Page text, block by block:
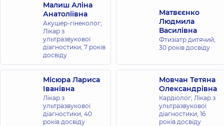
Малиш Аліна
Анатоліївна
Акушер-гінеколог;
Лікар з
ультразвукової
діагностики, 7 років
досвіду
Матвєєнко
Людмила
Василівна
Фтизіатр дитячий,
30 років досвіду
Місюра Лариса
Іванівна
Лікар з
ультразвукової
діагностики, 40
років досвіду
Мовчан Тетяна
Олександрівна
Кардіолог; Лікар з
ультразвукової
діагностики, 16
років досвіду